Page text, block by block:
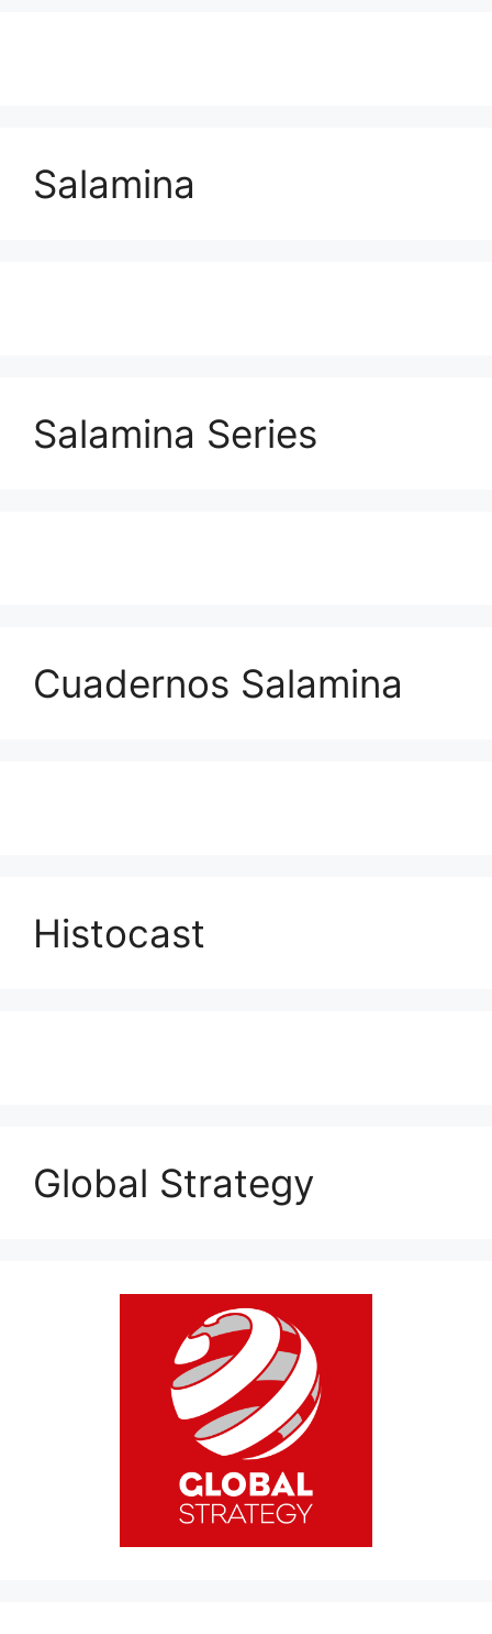
Salamina
Salamina Series
Cuadernos Salamina
Histocast
Global Strategy